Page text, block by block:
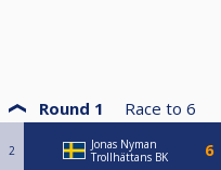
Round 1 Race to 6
2
Jonas Nyman
Trollhättans BK